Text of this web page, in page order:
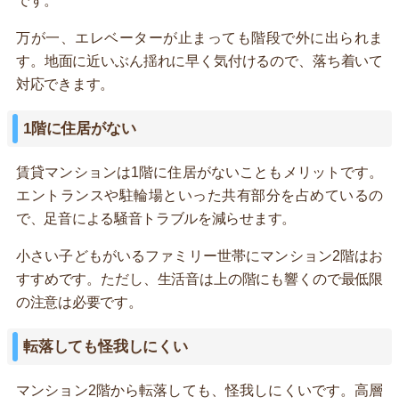
万が一、エレベーターが止まっても階段で外に出られま
す。地面に近いぶん揺れに早く気付けるので、落ち着いて
対応できます。
1階に住居がない
賃貸マンションは1階に住居がないこともメリットです。
エントランスや駐輪場といった共有部分を占めているの
で、足音による騒音トラブルを減らせます。
小さい子どもがいるファミリー世帯にマンション2階はお
すすめです。ただし、生活音は上の階にも響くので最低限
の注意は必要です。
転落しても怪我しにくい
マンション2階から転落しても、怪我しにくいです。高層